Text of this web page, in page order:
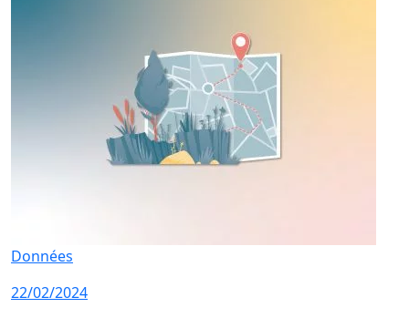
Données
22/02/2024